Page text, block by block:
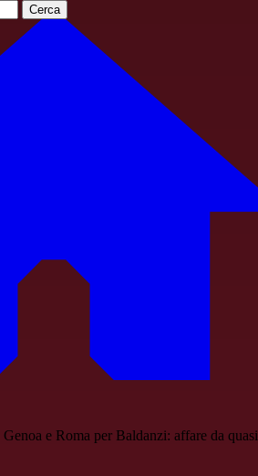
Cerca
e Roma per Baldanzi: affare da quasi